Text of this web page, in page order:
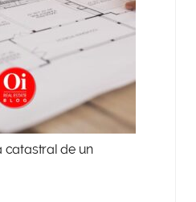
catastral de un